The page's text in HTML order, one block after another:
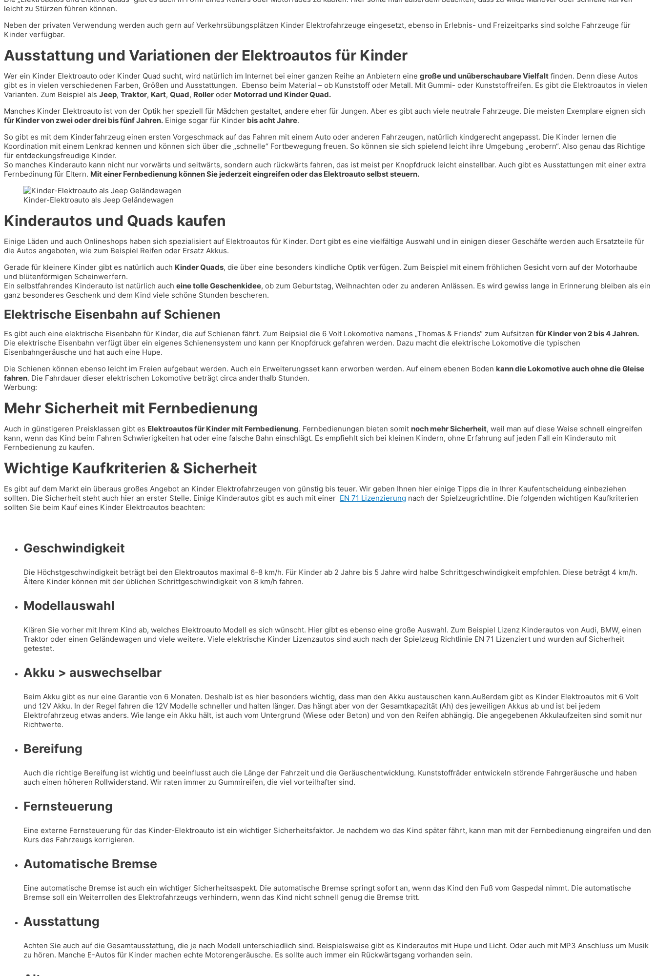
leicht zu Stürzen führen können.
Neben der privaten Verwendung werden auch gern auf Verkehrsübungsplätzen Kinder Elektrofahrzeuge eingesetzt, ebenso in Erlebnis- und Freizeitparks sind solche Fahrzeuge für
Kinder verfügbar.
Ausstattung und Variationen der Elektroautos für Kinder
Wer ein Kinder Elektroauto oder Kinder Quad sucht, wird natürlich im Internet bei einer ganzen Reihe an Anbietern eine große und unüberschaubare Vielfalt finden. Denn diese Autos
gibt es in vielen verschiedenen Farben, Größen und Ausstattungen. Ebenso beim Material – ob Kunststoff oder Metall. Mit Gummi- oder Kunststoffreifen. Es gibt die Elektroautos in vielen
Varianten. Zum Beispiel als Jeep, Traktor, Kart, Quad, Roller oder Motorrad und Kinder Quad.
Manches Kinder Elektroauto ist von der Optik her speziell für Mädchen gestaltet, andere eher für Jungen. Aber es gibt auch viele neutrale Fahrzeuge. Die meisten Exemplare eignen sich
für Kinder von zwei oder drei bis fünf Jahren. Einige sogar für Kinder bis acht Jahre.
So gibt es mit dem Kinderfahrzeug einen ersten Vorgeschmack auf das Fahren mit einem Auto oder anderen Fahrzeugen, natürlich kindgerecht angepasst. Die Kinder lernen die
Koordination mit einem Lenkrad kennen und können sich über die „schnelle“ Fortbewegung freuen. So können sie sich spielend leicht ihre Umgebung „erobern“. Also genau das Richtige
für entdeckungsfreudige Kinder.
So manches Kinderauto kann nicht nur vorwärts und seitwärts, sondern auch rückwärts fahren, das ist meist per Knopfdruck leicht einstellbar. Auch gibt es Ausstattungen mit einer extra
Fernbedinung für Eltern. Mit einer Fernbedienung können Sie jederzeit eingreifen oder das Elektroauto selbst steuern.
Kinder-Elektroauto als Jeep Geländewagen
Kinderautos und Quads kaufen
Einige Läden und auch Onlineshops haben sich spezialisiert auf Elektroautos für Kinder. Dort gibt es eine vielfältige Auswahl und in einigen dieser Geschäfte werden auch Ersatzteile für
die Autos angeboten, wie zum Beispiel Reifen oder Ersatz Akkus.
Gerade für kleinere Kinder gibt es natürlich auch Kinder Quads, die über eine besonders kindliche Optik verfügen. Zum Beispiel mit einem fröhlichen Gesicht vorn auf der Motorhaube
und blütenförmigen Scheinwerfern.
Ein selbstfahrendes Kinderauto ist natürlich auch eine tolle Geschenkidee, ob zum Geburtstag, Weihnachten oder zu anderen Anlässen. Es wird gewiss lange in Erinnerung bleiben als ein
ganz besonderes Geschenk und dem Kind viele schöne Stunden bescheren.
Elektrische Eisenbahn auf Schienen
Es gibt auch eine elektrische Eisenbahn für Kinder, die auf Schienen fährt. Zum Beipsiel die 6 Volt Lokomotive namens „Thomas & Friends“ zum Aufsitzen für Kinder von 2 bis 4 Jahren.
Die elektrische Eisenbahn verfügt über ein eigenes Schienensystem und kann per Knopfdruck gefahren werden. Dazu macht die elektrische Lokomotive die typischen
Eisenbahngeräusche und hat auch eine Hupe.
Die Schienen können ebenso leicht im Freien aufgebaut werden. Auch ein Erweiterungsset kann erworben werden. Auf einem ebenen Boden kann die Lokomotive auch ohne die Gleise
fahren. Die Fahrdauer dieser elektrischen Lokomotive beträgt circa anderthalb Stunden.
Werbung:
Mehr Sicherheit mit Fernbedienung
Auch in günstigeren Preisklassen gibt es Elektroautos für Kinder mit Fernbedienung. Fernbedienungen bieten somit noch mehr Sicherheit, weil man auf diese Weise schnell eingreifen
kann, wenn das Kind beim Fahren Schwierigkeiten hat oder eine falsche Bahn einschlägt. Es empfiehlt sich bei kleinen Kindern, ohne Erfahrung auf jeden Fall ein Kinderauto mit
Fernbedienung zu kaufen.
Wichtige Kaufkriterien & Sicherheit
Es gibt auf dem Markt ein überaus großes Angebot an Kinder Elektrofahrzeugen von günstig bis teuer. Wir geben Ihnen hier einige Tipps die in Ihrer Kaufentscheidung einbeziehen
sollten. Die Sicherheit steht auch hier an erster Stelle. Einige Kinderautos gibt es auch mit einer EN 71 Lizenzierung nach der Spielzeugrichtline. Die folgenden wichtigen Kaufkriterien
sollten Sie beim Kauf eines Kinder Elektroautos beachten:
Geschwindigkeit
Die Höchstgeschwindigkeit beträgt bei den Elektroautos maximal 6-8 km/h. Für Kinder ab 2 Jahre bis 5 Jahre wird halbe Schrittgeschwindigkeit empfohlen. Diese beträgt 4 km/h.
Ältere Kinder können mit der üblichen Schrittgeschwindigkeit von 8 km/h fahren.
Modellauswahl
Klären Sie vorher mit Ihrem Kind ab, welches Elektroauto Modell es sich wünscht. Hier gibt es ebenso eine große Auswahl. Zum Beispiel Lizenz Kinderautos von Audi, BMW, einen
Traktor oder einen Geländewagen und viele weitere. Viele elektrische Kinder Lizenzautos sind auch nach der Spielzeug Richtlinie EN 71 Lizenziert und wurden auf Sicherheit
getestet.
Akku > auswechselbar
Beim Akku gibt es nur eine Garantie von 6 Monaten. Deshalb ist es hier besonders wichtig, dass man den Akku austauschen kann.Außerdem gibt es Kinder Elektroautos mit 6 Volt
und 12V Akku. In der Regel fahren die 12V Modelle schneller und halten länger. Das hängt aber von der Gesamtkapazität (Ah) des jeweiligen Akkus ab und ist bei jedem
Elektrofahrzeug etwas anders. Wie lange ein Akku hält, ist auch vom Untergrund (Wiese oder Beton) und von den Reifen abhängig. Die angegebenen Akkulaufzeiten sind somit nur
Richtwerte.
Bereifung
Auch die richtige Bereifung ist wichtig und beeinflusst auch die Länge der Fahrzeit und die Geräuschentwicklung. Kunststoffräder entwickeln störende Fahrgeräusche und haben
auch einen höheren Rollwiderstand. Wir raten immer zu Gummireifen, die viel vorteilhafter sind.
Fernsteuerung
Eine externe Fernsteuerung für das Kinder-Elektroauto ist ein wichtiger Sicherheitsfaktor. Je nachdem wo das Kind später fährt, kann man mit der Fernbedienung eingreifen und den
Kurs des Fahrzeugs korrigieren.
Automatische Bremse
Eine automatische Bremse ist auch ein wichtiger Sicherheitsaspekt. Die automatische Bremse springt sofort an, wenn das Kind den Fuß vom Gaspedal nimmt. Die automatische
Bremse soll ein Weiterrollen des Elektrofahrzeugs verhindern, wenn das Kind nicht schnell genug die Bremse tritt.
Ausstattung
Achten Sie auch auf die Gesamtausstattung, die je nach Modell unterschiedlich sind. Beispielsweise gibt es Kinderautos mit Hupe und Licht. Oder auch mit MP3 Anschluss um Musik
zu hören. Manche E-Autos für Kinder machen echte Motorengeräusche. Es sollte auch immer ein Rückwärtsgang vorhanden sein.